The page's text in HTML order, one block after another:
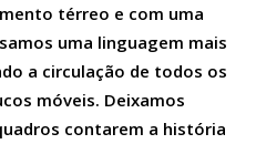
térreo e com uma
uma linguagem mais
a circulação de todos os
móveis. Deixamos
contarem a história